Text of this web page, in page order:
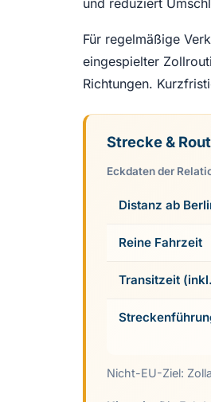
und reduziert
Für regelmäßige
eingespielter
Richtungen.
Strecke &
Eckdaten der
Distanz ab
Reine Fahrzeit
Transitzeit
Nicht-EU-Ziel: